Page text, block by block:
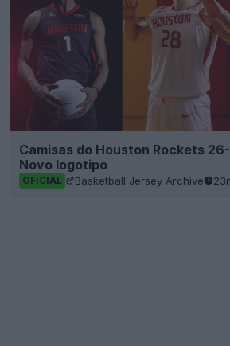
Camisas do Houston Rockets
Novo logotipo
OFICIAL Basketball Jersey Archive